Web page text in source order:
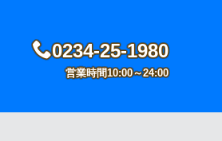
0234-25-1980
営業時間10:00～24:00